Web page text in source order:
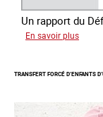
Un rapport du
En savoir plus
les
TRANSFERT FORCÉ D’ENFANTS